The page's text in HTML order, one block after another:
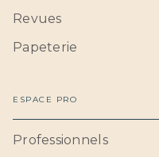
Revues
Papeterie
ESPACE PRO
Professionnels